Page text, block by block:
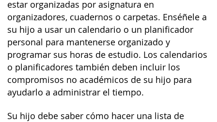
estar organizadas por asignatura en
organizadores, cuadernos o carpetas. Enséñele a
su hijo a usar un calendario o un planificador
personal para mantenerse organizado y
programar sus horas de estudio. Los calendarios
o planificadores también deben incluir los
compromisos no académicos de su hijo para
ayudarlo a administrar el tiempo.
Su hijo debe saber cómo hacer una lista de